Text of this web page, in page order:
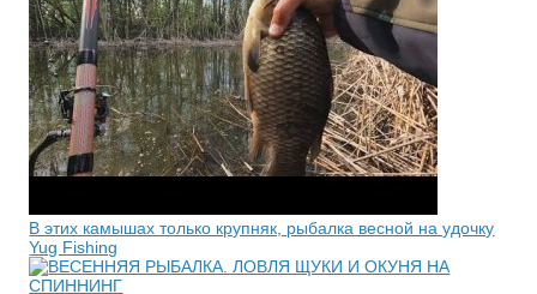
В этих камышах только крупняк, рыбалка весной на удочку
Yug Fishing